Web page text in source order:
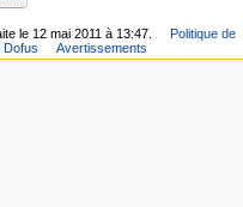
le 12 mai 2011 à 13:47.
Politique de
Dofus Avertissements